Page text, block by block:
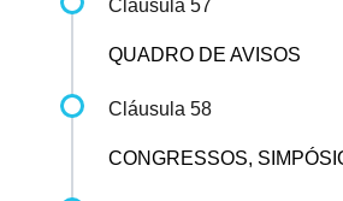
Cláusula 57
QUADRO DE AVISOS
Cláusula 58
CONGRESSOS,